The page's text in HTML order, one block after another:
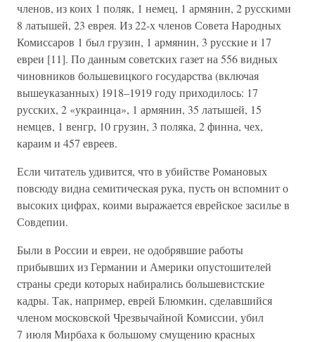
членов, из коих 1 поляк, 1 немец, 1 армянин, 2 русскими
8 латышей, 23 еврея. Из 22-х членов Совета Народных
Комиссаров 1 был грузин, 1 армянин, 3 русские и 17
евреи [11]. По данным советских газет на 556 видных
чиновников большевицкого государства (включая
вышеуказанных) 1918–1919 году приходилось: 17
русских, 2 «украинца», 1 армянин, 35 латышей, 15
немцев, 1 венгр, 10 грузин, 3 поляка, 2 финна, чех,
караим и 457 евреев.
Если читатель удивится, что в убийстве Романовых
повсюду видна семитическая рука, пусть он вспомнит о
высоких цифрах, коими выражается еврейское засилье в
Совдепии.
Были в России и евреи, не одобрявшие работы
прибывших из Германии и Америки опустошителей
страны среди которых набирались большевистские
кадры. Так, например, еврей Блюмкин, сделавшийся
членом московской Чрезвычайной Комиссии, убил
7 июля Мирбаха к большому смущению красных